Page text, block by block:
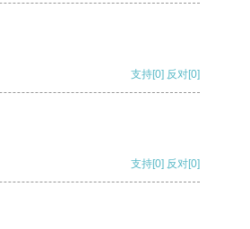
支持[0] 反对[0]
支持[0] 反对[0]